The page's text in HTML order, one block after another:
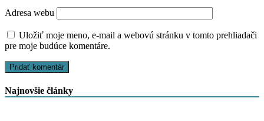
Adresa webu
Uložiť moje meno, e-mail a webovú stránku v tomto prehliadači
pre moje budúce komentáre.
Najnovšie články